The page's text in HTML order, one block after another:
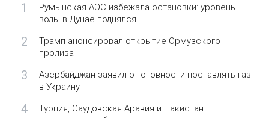
1
Румынская АЭС избежала остановки: уровень
воды в Дунае поднялся
2
Трамп анонсировал открытие Ормузского
пролива
3
Азербайджан заявил о готовности поставлять газ
в Украину
4
Турция, Саудовская Аравия и Пакистан